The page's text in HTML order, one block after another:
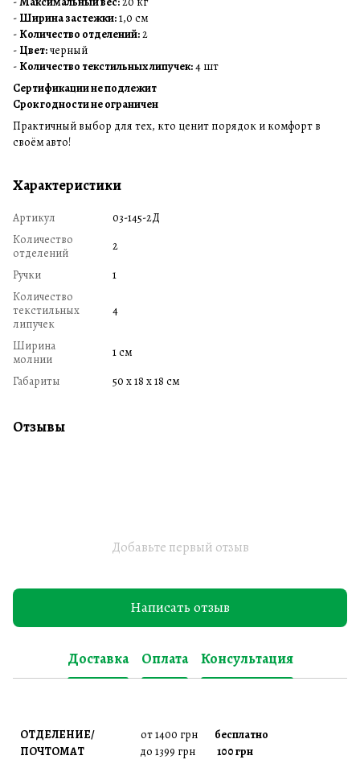
- Ширина застежки:1,0 см
- Количество отделений:2
- Цвет:черный
- Количество текстильных липучек:4 шт
Сертификации не подлежит
Срок годности не ограничен
Практичный выбор для тех, кто ценит порядок и комфорт в
своём авто!
Характеристики
Артикул
03-145-2Д
Количество
отделений
2
Ручки
1
Количество
текстильных
липучек
4
Ширина
молнии
1 см
Габариты
50 х 18 х 18 см
Отзывы
Добавьте первый отзыв
Написать отзыв
Доставка Оплата Консультация
ОТДЕЛЕНИЕ/ от 1400 грн бесплатно
ПОЧТОМАТ до 1399 грн 100 грн